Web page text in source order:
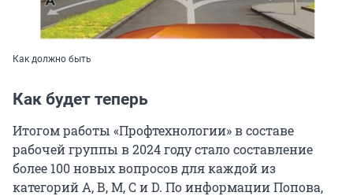
Как должно быть
Как будет теперь
Итогом работы «Профтехнологии» в составе
рабочей группы в 2024 году стало составление
более 100 новых вопросов для каждой из
категорий А, В, М, С и D. По информации Попова,